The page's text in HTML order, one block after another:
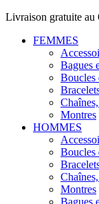
Livraison gratuite au
FEMMES
Bagues
Boucles
Montres
HOMMES
Boucles
Montres
Bagues